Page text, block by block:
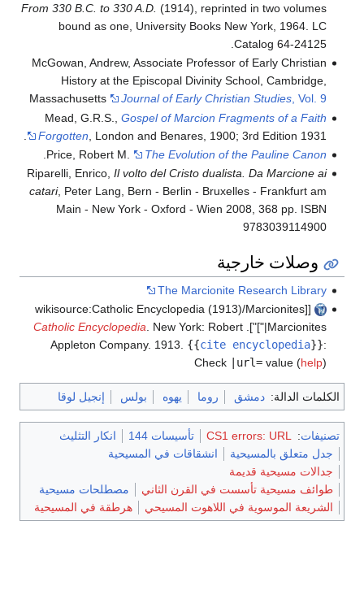
From 330 B.C. to 330 A.D. (1914), reprinted in two volumes
bound as one, University Books New York, 1964. LC
Catalog 64-24125.
McGowan, Andrew, Associate Professor of Early Christian
History at the Episcopal Divinity School, Cambridge,
Massachusetts
Journal of Early Christian Studies, Vol. 9
Mead, G.R.S., Gospel of Marcion Fragments of a Faith
Forgotten , London and Benares, 1900; 3rd Edition 1931.
Price, Robert M.
The Evolution of the Pauline Canon
Riparelli, Enrico, Il volto del Cristo dualista. Da Marcione ai
catari, Peter Lang, Bern - Berlin - Bruxelles - Frankfurt am
Main - New York - Oxford - Wien 2008, 368 pp. ISBN
9783039114900
وصلات خارجية
The Marcionite Research Library
[[wikisource:Catholic Encyclopedia (1913)/Marcionites
"|Marcionites]"].
Catholic Encyclopedia . New York: Robert
Appleton Company. 1913.
{{cite encyclopedia}}:
Check
|url=value (help)
الكلمات الدالة: دمشق روما يهوه بولس إنجيل لوقا
تصنيفات:
CS1 errors: URL تأسيسات 144
انكار التثليث
جدل متعلق بالمسيحية
انشقاقات في المسيحية
جدالات مسيحية قديمة
طوائف مسيحية تأسست في القرن الثاني
مصطلحات مسيحية
الشريعة الموسوية في اللاهوت المسيحي
هرطقة في المسيحية